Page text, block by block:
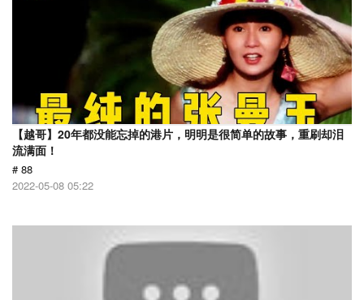
【越哥】20年都没能忘掉的港片，明明是很简单的故事，重刷却泪
流满面！
# 88
2022-05-08 05:22